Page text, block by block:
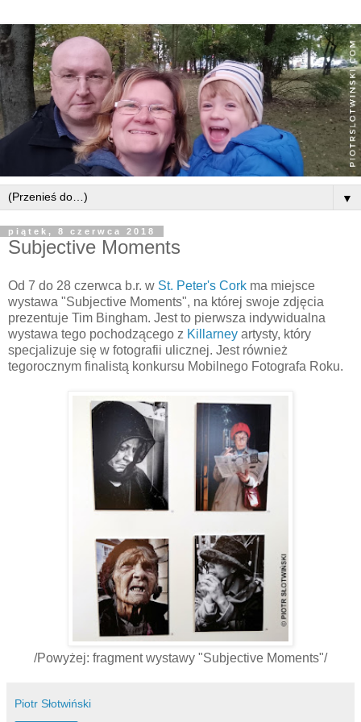
▼
piątek, 8 czerwca 2018
Subjective Moments
Od 7 do 28 czerwca b.r. w St. Peter's Cork ma miejsce
wystawa "Subjective Moments", na której swoje zdjęcia
prezentuje Tim Bingham. Jest to pierwsza indywidualna
wystawa tego pochodzącego z Killarney artysty, który
specjalizuje się w fotografii ulicznej. Jest również
tegorocznym finalistą konkursu Mobilnego Fotografa Roku.
/Powyżej: fragment wystawy "Subjective Moments"/
Piotr Słotwiński